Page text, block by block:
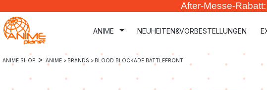
Hauptinhalt springen
Zur Suche springen
Zur Hauptnavigation springen
After-Messe-
ANIME NEUHEITEN&VORBESTELLUNGEN
ANIME SHOP > ANIME > BRANDS > BLOOD BLOCKADE BATTLEFRONT